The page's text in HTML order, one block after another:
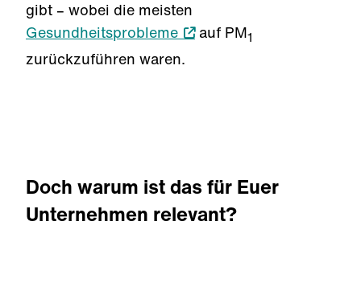
gibt – wobei die meisten
Gesundheitsprobleme
auf PM1
zurückzuführen waren.
Doch warum ist das für Euer
Unternehmen relevant?